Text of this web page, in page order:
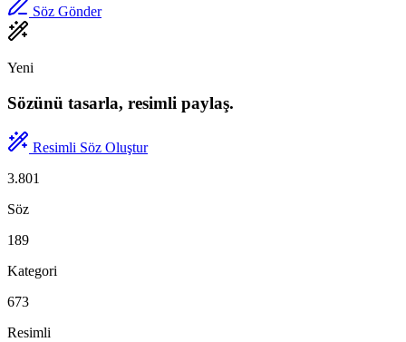
Söz Gönder
Yeni
Sözünü tasarla, resimli paylaş.
Resimli Söz Oluştur
3.801
Söz
189
Kategori
673
Resimli